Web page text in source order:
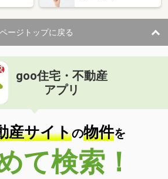
ページトップに戻る
goo住宅・不動産
アプリ
産サイトの物件を
て検索！